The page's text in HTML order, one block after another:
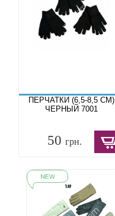
ПЕРЧАТКИ (6,5-8,5 СМ)
ЧЕРНЫЙ 7001
50грн.